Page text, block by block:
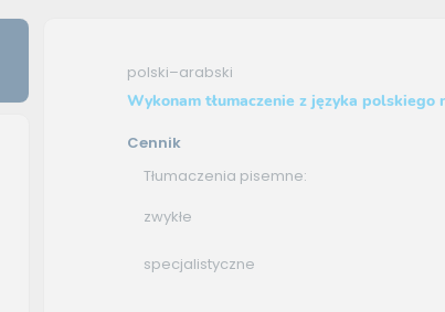
polski–arabski
Wykonam tłumaczenie z języka polskiego
Cennik
Tłumaczenia pisemne:
zwykłe
specjalistyczne